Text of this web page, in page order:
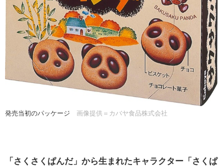
発売当初のパッケージ 画像提供＝カバヤ食品株式会社
「さくさくぱんだ」から生まれたキャラクター「さくぱ